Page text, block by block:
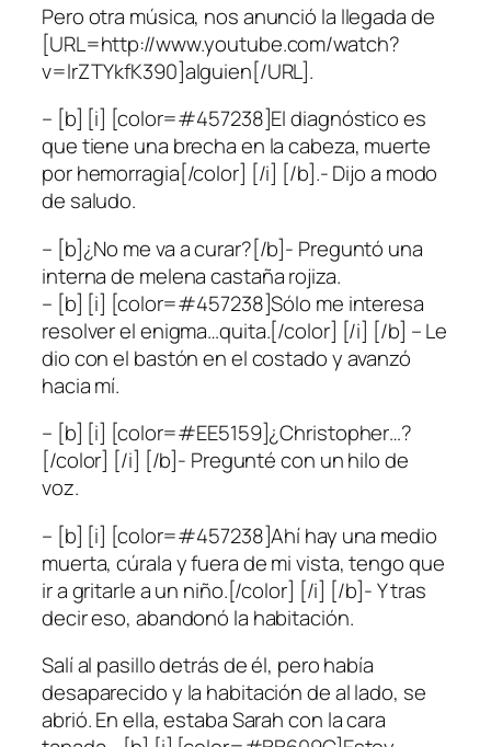
Pero otra música, nos anunció la llegada de
[URL=http://www.youtube.com/watch?
v=lrZTYkfK390]alguien[/URL].
– [b] [i] [color=#457238]El diagnóstico es
que tiene una brecha en la cabeza, muerte
por hemorragia[/color] [/i] [/b].- Dijo a modo
de saludo.
– [b]¿No me va a curar?[/b]- Preguntó una
interna de melena castaña rojiza.
– [b] [i] [color=#457238]Sólo me interesa
resolver el enigma…quita.[/color] [/i] [/b] – Le
dio con el bastón en el costado y avanzó
hacia mí.
– [b] [i] [color=#EE5159]¿Christopher…?
[/color] [/i] [/b]- Pregunté con un hilo de
voz.
– [b] [i] [color=#457238]Ahí hay una medio
muerta, cúrala y fuera de mi vista, tengo que
ir a gritarle a un niño.[/color] [/i] [/b]- Y tras
decir eso, abandonó la habitación.
Salí al pasillo detrás de él, pero había
desaparecido y la habitación de al lado, se
abrió. En ella, estaba Sarah con la cara